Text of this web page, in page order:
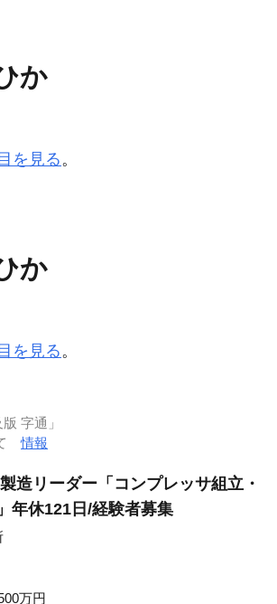
か
を見る。
か
を見る。
字通」
て情報
造リーダー「コンプレッサ組立・
年休121日/経験者募集
万円